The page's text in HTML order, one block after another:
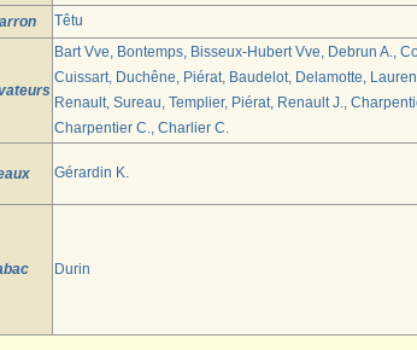
Têtu
Bart Vve, Bontemps, Bisseux-Hubert Vve, Debrun A.,
Cuissart, Duchêne, Piérat, Baudelot, Delamotte,
Renault, Sureau, Templier, Piérat, Renault J.,
Charpentier C., Charlier C.
Gérardin K.
Durin